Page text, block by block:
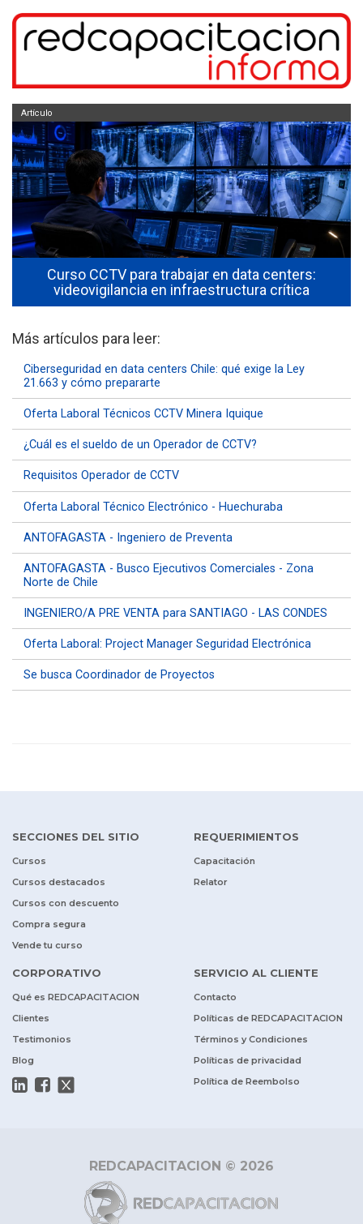
Curso CCTV para trabajar en data centers:
videovigilancia en infraestructura crítica
Artículo
Más artículos para leer:
Ciberseguridad en data centers Chile: qué exige la Ley
21.663 y cómo prepararte
Oferta Laboral Técnicos CCTV Minera Iquique
¿Cuál es el sueldo de un Operador de CCTV?
Requisitos Operador de CCTV
Oferta Laboral Técnico Electrónico - Huechuraba
ANTOFAGASTA - Ingeniero de Preventa
ANTOFAGASTA - Busco Ejecutivos Comerciales - Zona
Norte de Chile
INGENIERO/A PRE VENTA para SANTIAGO - LAS CONDES
Oferta Laboral: Project Manager Seguridad Electrónica
Se busca Coordinador de Proyectos
SECCIONES DEL SITIO
Cursos
Cursos destacados
Cursos con descuento
Compra segura
Vende tu curso
REQUERIMIENTOS
Capacitación
Relator
CORPORATIVO
Qué es REDCAPACITACION
Clientes
Testimonios
Blog
SERVICIO AL CLIENTE
Contacto
Políticas de REDCAPACITACION
Términos y Condiciones
Políticas de privacidad
Política de Reembolso
REDCAPACITACION © 2026